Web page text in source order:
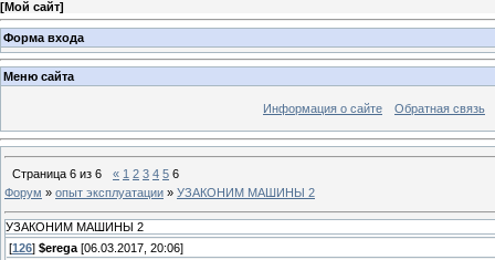
[Мой сайт]
Форма входа
Меню сайта
Информация о сайте Обратная связь
Страница 6 из 6 « 1 2 3 4 5 6
Форум » опыт эксплуатации » УЗАКОНИМ МАШИНЫ 2
УЗАКОНИМ МАШИНЫ 2
[126] $erega [06.03.2017, 20:06]